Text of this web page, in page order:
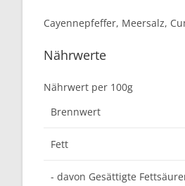
Cayennepfeffer, Meersalz,
Nährwerte
Nährwert per 100g
Brennwert
Fett
- davon Gesättigte